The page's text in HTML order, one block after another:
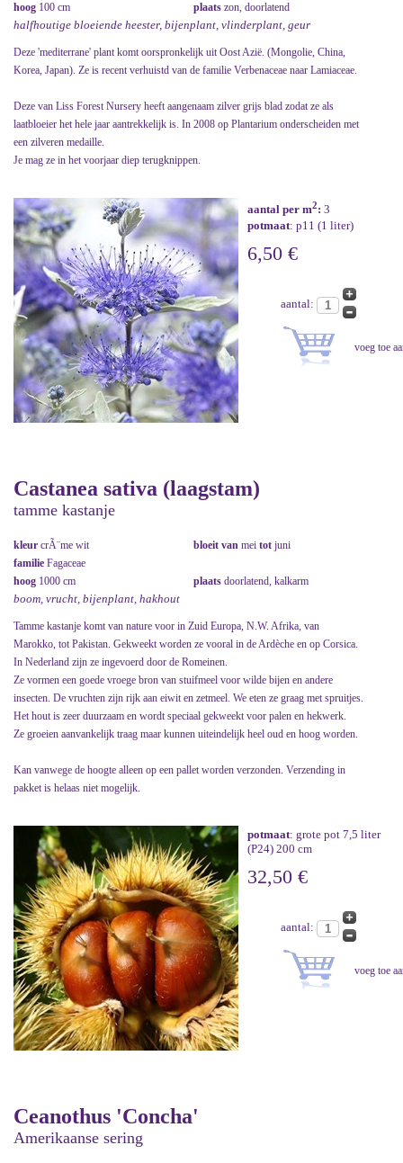
hoog 100 cm plaats zon, doorlatend
halfhoutige bloeiende heester, bijenplant, vlinderplant, geur
Deze 'mediterrane' plant komt oorspronkelijk uit Oost Azië. (Mongolie, China,
Korea, Japan). Ze is recent verhuistd van de familie Verbenaceae naar Lamiaceae.
Deze van Liss Forest Nursery heeft aangenaam zilver grijs blad zodat ze als
laatbloeier het hele jaar aantrekkelijk is. In 2008 op Plantarium onderscheiden met
een zilveren medaille.
Je mag ze in het voorjaar diep terugknippen.
aantal per m2: 3
potmaat: p11 (1 liter)
6,50 €
aantal:
Castanea sativa (laagstam)
tamme kastanje
kleur crÃ¨me wit bloeit van mei tot juni
familie Fagaceae
hoog 1000 cm plaats doorlatend, kalkarm
boom, vrucht, bijenplant, hakhout
Tamme kastanje komt van nature voor in Zuid Europa, N.W. Afrika, van
Marokko, tot Pakistan. Gekweekt worden ze vooral in de Ardèche en op Corsica.
In Nederland zijn ze ingevoerd door de Romeinen.
Ze vormen een goede vroege bron van stuifmeel voor wilde bijen en andere
insecten. De vruchten zijn rijk aan eiwit en zetmeel. We eten ze graag met spruitjes.
Het hout is zeer duurzaam en wordt speciaal gekweekt voor palen en hekwerk.
Ze groeien aanvankelijk traag maar kunnen uiteindelijk heel oud en hoog worden.
Kan vanwege de hoogte alleen op een pallet worden verzonden. Verzending in
pakket is helaas niet mogelijk.
potmaat: grote pot 7,5 liter
(P24) 200 cm
32,50 €
aantal:
Ceanothus 'Concha'
Amerikaanse sering